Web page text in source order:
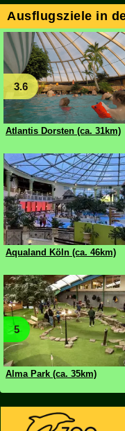
Ausflugsziele in
3.6
Atlantis Dorsten (ca. 31km)
Aqualand Köln (ca. 46km)
5
Alma Park (ca. 35km)